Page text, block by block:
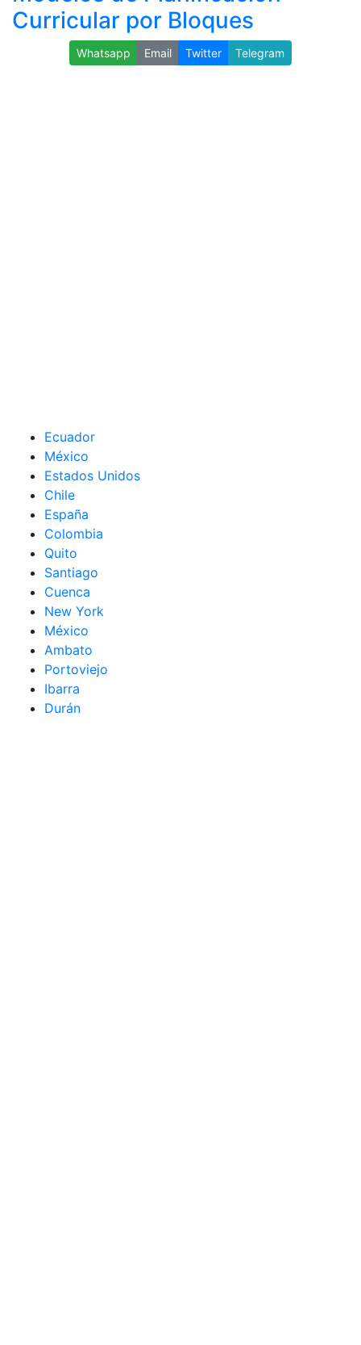
Curricular por Bloques
Whatsapp Email Twitter Telegram
Ecuador
México
Estados Unidos
Chile
España
Colombia
Quito
Santiago
Cuenca
New York
México
Ambato
Portoviejo
Ibarra
Durán